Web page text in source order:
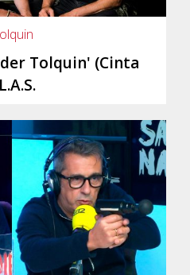
Tolquin' (Cinta